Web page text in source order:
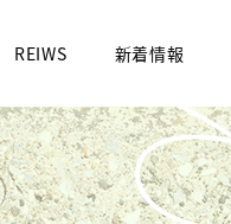
REIWS 新着情報